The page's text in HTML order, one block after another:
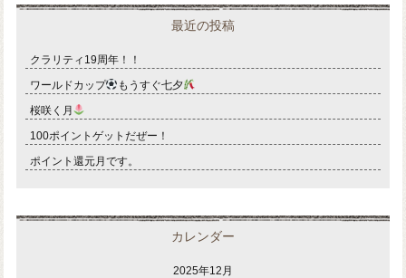
最近の投稿
クラリティ19周年！！
ワールドカップ
もうすぐ七夕
桜咲く月
100ポイントゲットだぜー！
ポイント還元月です。
カレンダー
2025年12月